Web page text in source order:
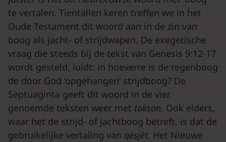
te vertalen. Tientallen keren treffen we in het
Oude Testament dit woord aan in de zin van
boog als jacht- of strijdwapen. De exegetische
vraag die steeds bij de tekst van Genesis 9:12-17
wordt gesteld, luidt: in hoeverre is de regenboog
de door God ‘opgehangen’ strijdboog? De
Septuaginta geeft dit woord in de vier
genoemde teksten weer met tokson. Ook elders,
waar het de strijd- of jachtboog betreft, is dat de
gebruikelijke vertaling van qèsjèt. Het Nieuwe